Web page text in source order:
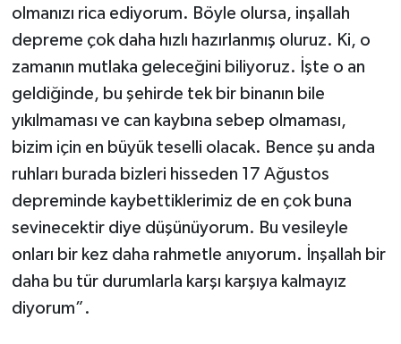
olmanızı rica ediyorum. Böyle olursa, inşallah
depreme çok daha hızlı hazırlanmış oluruz. Ki, o
zamanın mutlaka geleceğini biliyoruz. İşte o an
geldiğinde, bu şehirde tek bir binanın bile
yıkılmaması ve can kaybına sebep olmaması,
bizim için en büyük teselli olacak. Bence şu anda
ruhları burada bizleri hisseden 17 Ağustos
depreminde kaybettiklerimiz de en çok buna
sevinecektir diye düşünüyorum. Bu vesileyle
onları bir kez daha rahmetle anıyorum. İnşallah bir
daha bu tür durumlarla karşı karşıya kalmayız
diyorum”.